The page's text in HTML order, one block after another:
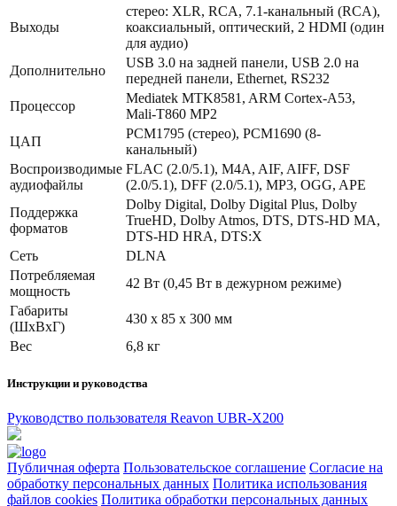
Выходы
стерео: XLR, RCA, 7.1-канальный (RCA),
коаксиальный, оптический, 2 HDMI (один
для аудио)
Дополнительно
USB 3.0 на задней панели, USB 2.0 на
передней панели, Ethernet, RS232
Процессор
Mediatek MTK8581, ARM Cortex-A53,
Mali-T860 MP2
ЦАП
PCM1795 (стерео), PCM1690 (8-
канальный)
Воспроизводимые
аудиофайлы
FLAC (2.0/5.1), M4A, AIF, AIFF, DSF
(2.0/5.1), DFF (2.0/5.1), MP3, OGG, APE
Поддержка
форматов
Dolby Digital, Dolby Digital Plus, Dolby
TrueHD, Dolby Atmos, DTS, DTS-HD MA,
DTS-HD HRA, DTS:X
Сеть
DLNA
Потребляемая
мощность
42 Вт (0,45 Вт в дежурном режиме)
Габариты
(ШхВхГ)
430 x 85 x 300 мм
Вес
6,8 кг
Инструкции и руководства
Руководство пользователя Reavon UBR-X200
Публичная оферта Пользовательское соглашение Согласие на
обработку персональных данных Политика использования
файлов cookies Политика обработки персональных данных